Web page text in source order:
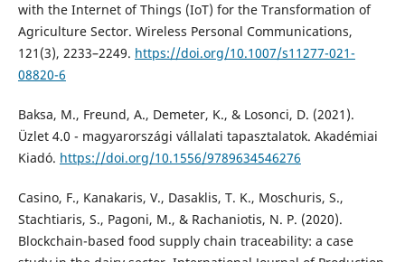
with the Internet of Things (IoT) for the Transformation of
Agriculture Sector. Wireless Personal Communications,
121(3), 2233–2249. https://doi.org/10.1007/s11277-021-
08820-6
Baksa, M., Freund, A., Demeter, K., & Losonci, D. (2021).
Üzlet 4.0 - magyarországi vállalati tapasztalatok. Akadémiai
Kiadó. https://doi.org/10.1556/9789634546276
Casino, F., Kanakaris, V., Dasaklis, T. K., Moschuris, S.,
Stachtiaris, S., Pagoni, M., & Rachaniotis, N. P. (2020).
Blockchain-based food supply chain traceability: a case